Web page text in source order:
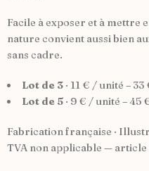
Facile à exposer et à mettre
nature convient aussi bien
sans cadre.
Lot de 3· 11 € / unité – 33
Lot de 5· 9 € / unité – 45
Fabrication française ·
TVA non applicable — article